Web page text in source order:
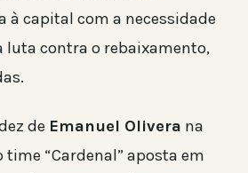
à capital com a necessidade
luta contra o rebaixamento,
de Emanuel Olivera na
“Cardenal” aposta em